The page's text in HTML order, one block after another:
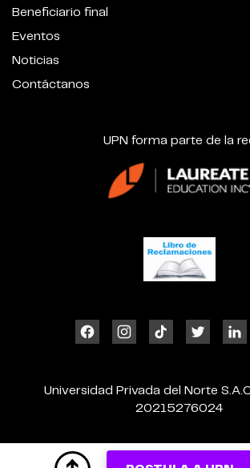
Beneficiario final
Eventos
Noticias
Contáctanos
UPN forma parte de la
Universidad Privada del Norte
20215276024